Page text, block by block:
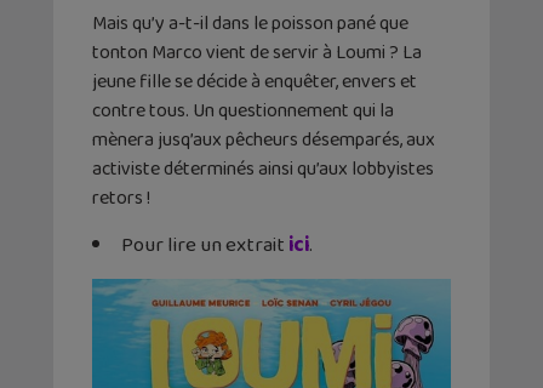
Mais qu’y a-t-il dans le poisson pané que
tonton Marco vient de servir à Loumi ? La
jeune fille se décide à enquêter, envers et
contre tous. Un questionnement qui la
mènera jusq’aux pêcheurs désemparés, aux
activiste déterminés ainsi qu’aux lobbyistes
retors !
Pour lire un extraitici.